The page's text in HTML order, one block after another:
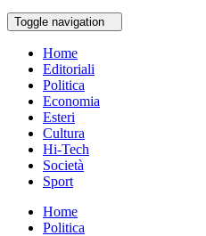
Toggle navigation
Home
Editoriali
Politica
Economia
Esteri
Cultura
Hi-Tech
Società
Sport
Home
Politica